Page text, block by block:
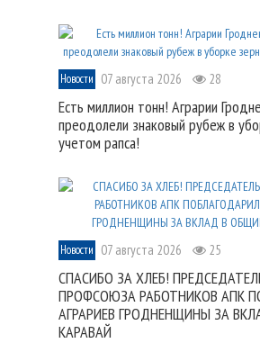
Новости 07 августа 2026 28
Есть миллион тонн! Аграрии
преодолели знаковый рубеж в
учетом рапса!
Новости 07 августа 2026 25
СПАСИБО ЗА ХЛЕБ!
ПРОФСОЮЗА РАБОТНИКОВ АПК
АГРАРИЕВ ГРОДНЕНЩИНЫ ЗА
КАРАВАЙ